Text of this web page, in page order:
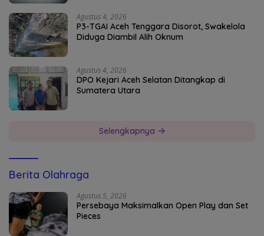
Agustus 4, 2026
P3-TGAI Aceh Tenggara Disorot, Swakelola
Diduga Diambil Alih Oknum
Agustus 4, 2026
DPO Kejari Aceh Selatan Ditangkap di
Sumatera Utara
Selengkapnya
Berita Olahraga
Agustus 5, 2026
Persebaya Maksimalkan Open Play dan Set
Pieces